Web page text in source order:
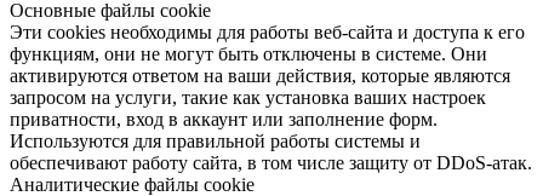
Основные файлы cookie
Эти cookies необходимы для работы веб-сайта и доступа к его
функциям, они не могут быть отключены в системе. Они
активируются ответом на ваши действия, которые являются
запросом на услуги, такие как установка ваших настроек
приватности, вход в аккаунт или заполнение форм.
Используются для правильной работы системы и
обеспечивают работу сайта, в том числе защиту от DDoS-атак.
Аналитические файлы cookie